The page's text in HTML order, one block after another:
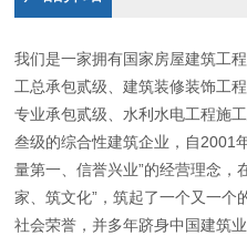
我们是一家拥有国家房屋建筑工
工总承包贰级、建筑装修装饰工
专业承包贰级、水利水电工程施
叁级的综合性建筑企业，自2001
量第一、信誉兴业”的经营理念，
家、筑文化”，筑起了一个又一个
社会荣誉，并多年跻身中国建筑业